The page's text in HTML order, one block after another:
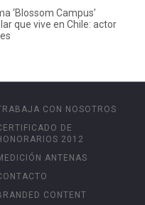
‘Blossom Campus’
que vive en Chile: actor
CON NOSOTROS
DE
2012
ANTENAS
CONTENT